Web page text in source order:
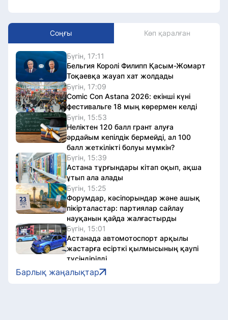
Соңғы Көп қаралған
Бүгін, 17:11
Бельгия Королі Филипп Қасым-Жомарт
Тоқаевқа жауап хат жолдады
Бүгін, 17:09
Comic Con Astana 2026: екінші күні
фестивальге 18 мың көрермен келді
Бүгін, 15:53
Неліктен 120 балл грант алуға
әрдайым кепілдік бермейді, ал 100
балл жеткілікті болуы мүмкін?
Бүгін, 15:39
Астана тұрғындары кітап оқып, ақша
ұтып ала алады
Бүгін, 15:25
Форумдар, кәсіпорындар және ашық
пікірталастар: партиялар сайлау
науқанын қайда жалғастырды
Бүгін, 15:01
Астанада автомотоспорт арқылы
жастарға есірткі қылмысының қаупі
түсіндірілді
Бүгін, 14:08
Астанада Қорғаныс министрінің
Барлық жаңалықтар